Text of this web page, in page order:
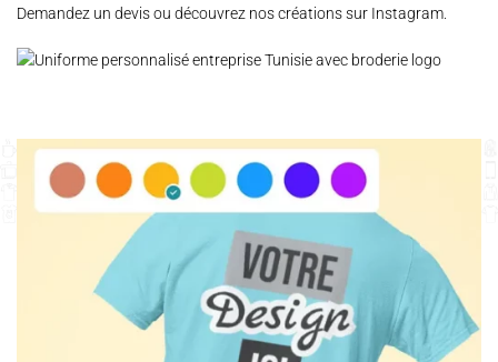
Demandez un devisou découvrez nos créations sur Instagram